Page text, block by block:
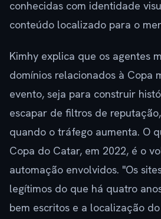
conhecidas com identidade
conteúdo localizado para o
Kimhy explica que os agentes
domínios relacionados à Copa
evento, seja para construir
escapar de filtros de
quando o tráfego aumenta. O
Copa do Catar, em 2022, é o
automação envolvidos. "Os
legítimos do que há quatro
bem escritos e a localização